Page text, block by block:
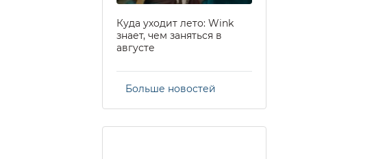
Куда уходит лето: Wink
знает, чем заняться в
августе
Больше новостей